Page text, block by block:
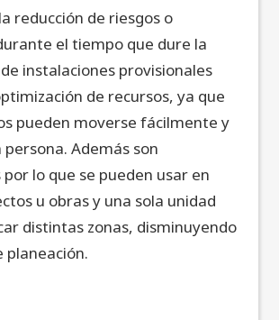
reducción de riesgos o
el tiempo que dure la
instalaciones provisionales
de recursos, ya que
pueden moverse fácilmente y
persona. Además son
lo que se pueden usar en
u obras y una sola unidad
distintas zonas, disminuyendo
planeación.